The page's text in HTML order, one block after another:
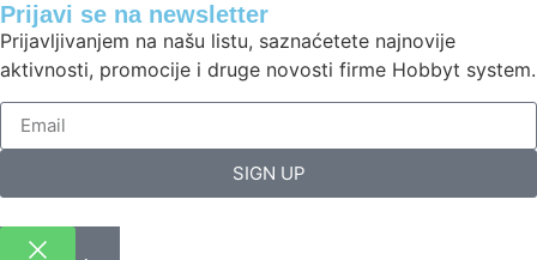
Prijavi se na newsletter
Prijavljivanjem na našu listu, saznaćetete najnovije
aktivnosti, promocije i druge novosti firme Hobbyt system.
SIGN UP